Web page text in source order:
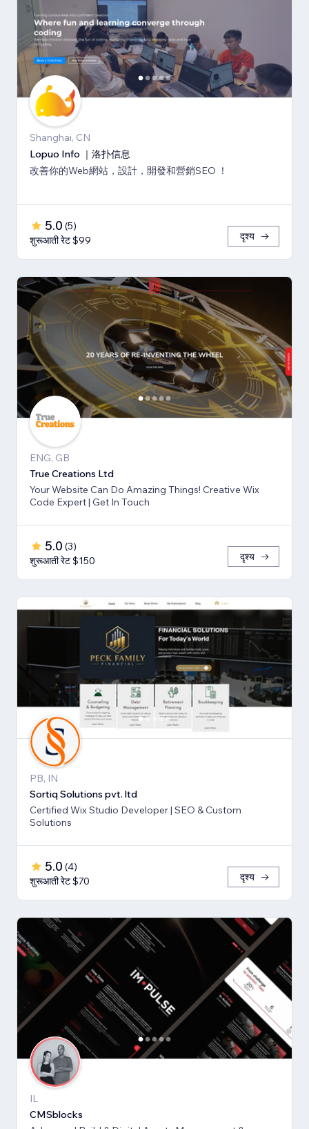
Shanghai, CN
Lopuo Info ｜洛扑信息
改善你的Web網站，設計，開發和營銷SEO ！
5.0 (5)
शुरूआती रेट $99
दृश्य
ENG, GB
True Creations Ltd
Your Website Can Do Amazing Things! Creative Wix
Code Expert | Get In Touch
5.0 (3)
शुरूआती रेट $150
दृश्य
PB, IN
Sortiq Solutions pvt. ltd
Certified Wix Studio Developer | SEO & Custom
Solutions
5.0 (4)
शुरूआती रेट $70
दृश्य
IL
CMSblocks